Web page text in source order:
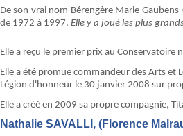
De son vrai nom Bérengère Marie
de 1972 à 1997. Elle y a joué les plus
Elle a reçu le premier prix au
Elle a été promue commandeur des Arts
Légion d'honneur le 30 janvier 2008 sur
Elle a créé en 2009 sa propre compagnie,
Nathalie SAVALLI, (Florence